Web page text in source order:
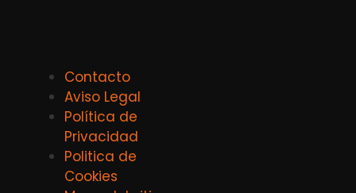
Contacto
Aviso Legal
Política de
Privacidad
Politica de
Cookies